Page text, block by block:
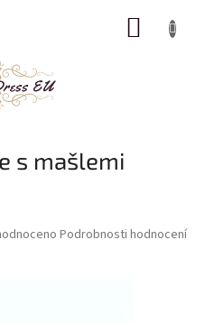
s mašlemi
Podrobnosti hodnocení